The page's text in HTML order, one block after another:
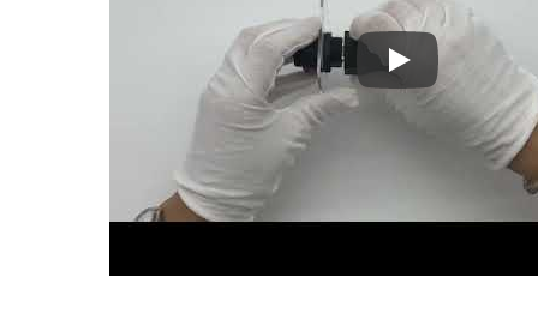
Instructions